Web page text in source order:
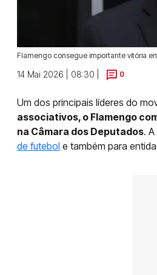
Flamengo consegue importante vitória
14 Mai 2026 | 08:30 | 0
Um dos principais líderes do
associativos, o Flamengo
na Câmara dos Deputados.
de futebol e também para